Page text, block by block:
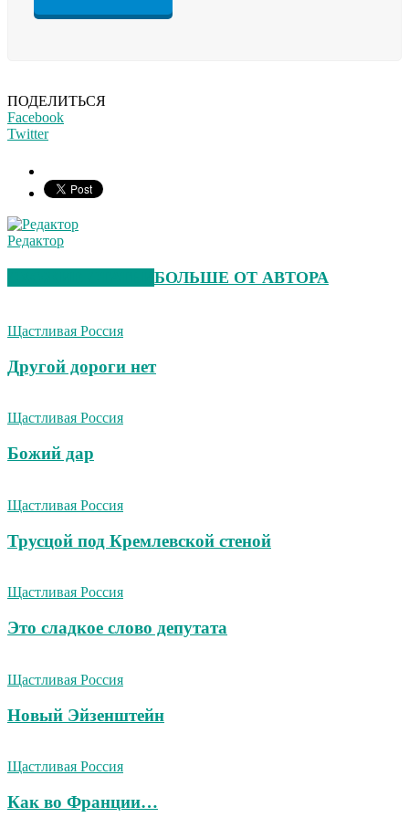
ПОДЕЛИТЬСЯ
Facebook
Twitter
Редактор
БОЛЬШЕ ОТ АВТОРА
Щастливая Россия
Другой дороги нет
Щастливая Россия
Божий дар
Щастливая Россия
Трусцой под Кремлевской стеной
Щастливая Россия
Это сладкое слово депутата
Щастливая Россия
Новый Эйзенштейн
Щастливая Россия
Как во Франции…